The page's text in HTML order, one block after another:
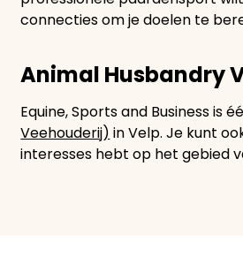
connecties om je doelen te
Animal Husbandry
Equine, Sports and Business is
Veehouderij) in Velp. Je kunt
interesses hebt op het gebied